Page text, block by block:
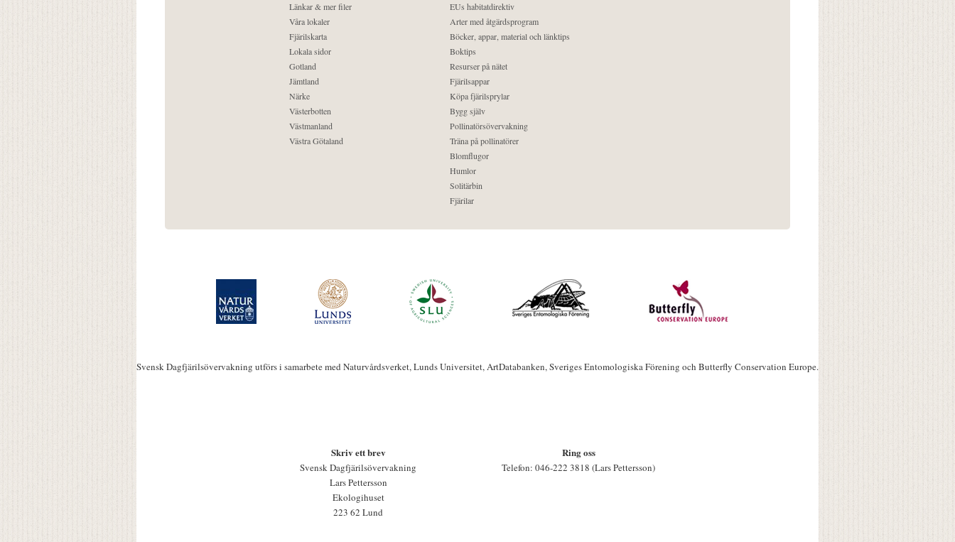
Länkar & mer filer
Våra lokaler
Fjärilskarta
Lokala sidor
Gotland
Jämtland
Närke
Västerbotten
Västmanland
Västra Götaland
EUs habitatdirektiv
Arter med åtgärdsprogram
Böcker, appar, material och länktips
Boktips
Resurser på nätet
Fjärilsappar
Köpa fjärilsprylar
Bygg själv
Pollinatörsövervakning
Träna på pollinatörer
Blomflugor
Humlor
Solitärbin
Fjärilar
Svensk Dagfjärilsövervakning utförs i samarbete med Naturvårdsverket, Lunds Universitet, ArtDatabanken, Sveriges Entomologiska Förening och Butterfly Conservation Europe.
Skriv ett brev
Svensk Dagfjärilsövervakning
Lars Pettersson
Ekologihuset
223 62 Lund
Ring oss
Telefon: 046-222 3818 (Lars Pettersson)